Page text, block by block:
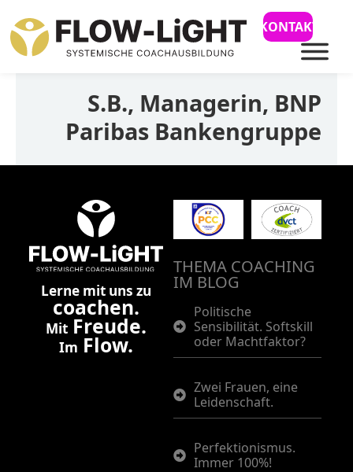
KONTAKT
S.B., Managerin, BNP
Paribas Bankengruppe
THEMA COACHING
IM BLOG
Politische
Sensibilität. Softskill
oder Machtfaktor?
Zwei Frauen, eine
Leidenschaft.
Perfektionismus.
Immer 100%!
Lerne mit uns zu
coachen.
Mit Freude.
Im Flow.